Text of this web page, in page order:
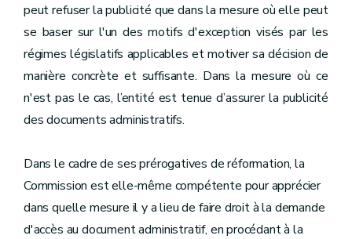
peut refuser la publicité que dans la mesure où elle peut
se baser sur l'un des motifs d'exception visés par les
régimes législatifs applicables et motiver sa décision de
manière concrète et suffisante. Dans la mesure où ce
n'est pas le cas, l’entité est tenue d’assurer la publicité
des documents administratifs.
Dans le cadre de ses prérogatives de réformation, la
Commission est elle-même compétente pour apprécier
dans quelle mesure il y a lieu de faire droit à la demande
d'accès au document administratif, en procédant à la